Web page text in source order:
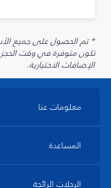
تكون متوفرة في وقت
الإضافات الاختيارية.
معلومات عنا
المساعدة
الرحلات الرائجة